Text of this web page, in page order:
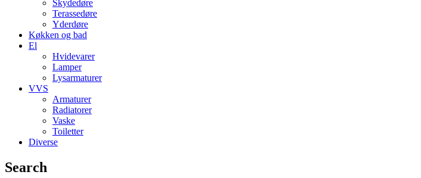
Skydedøre
Terassedøre
Yderdøre
Køkken og bad
El
Hvidevarer
Lamper
Lysarmaturer
VVS
Armaturer
Radiatorer
Vaske
Toiletter
Diverse
Search